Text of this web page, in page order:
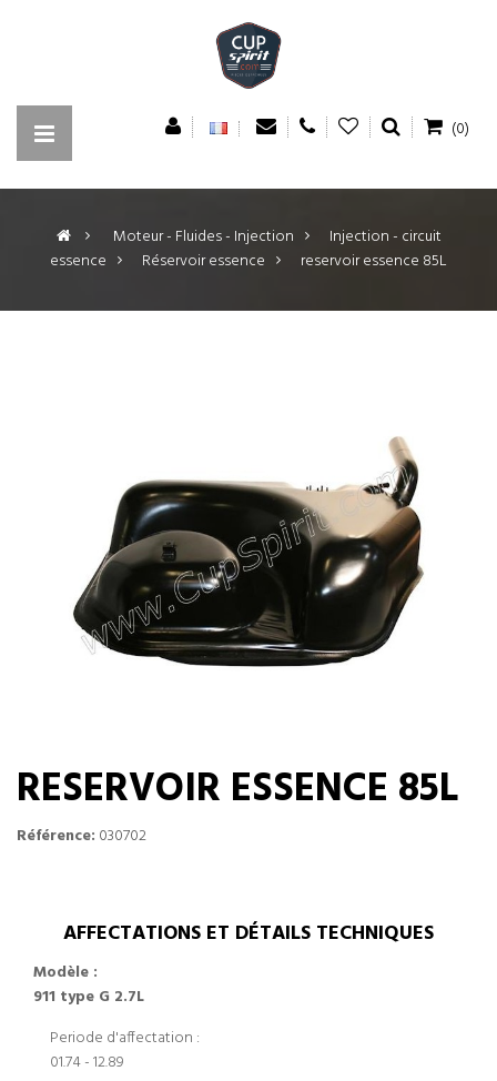
(0)
> Moteur - Fluides - Injection >
Injection - circuit
essence > Réservoir essence > reservoir essence 85L
RESERVOIR ESSENCE 85L
Référence: 030702
AFFECTATIONS ET DÉTAILS TECHNIQUES
Modèle :
911 type G 2.7L
Periode d'affectation :
01.74 - 12.89